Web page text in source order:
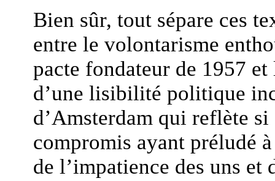
Bien sûr, tout sépare ces
entre le volontarisme
pacte fondateur de 1957
d’une lisibilité politique
d’Amsterdam qui reflète
compromis ayant préludé
de l’impatience des uns et